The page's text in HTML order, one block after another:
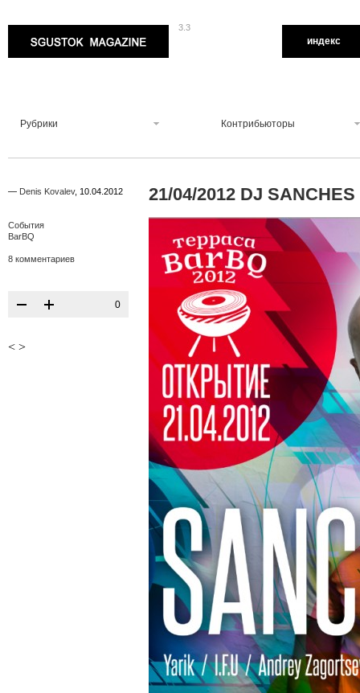
3.3
индекс
Рубрики Контрибьюторы
— Denis Kovalev, 10.04.2012
События
BarBQ
8 комментариев
0
< >
21/04/2012 DJ